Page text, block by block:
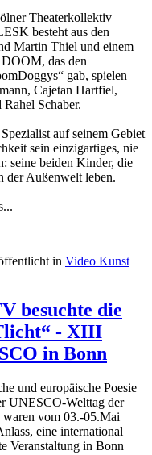
Theaterkollektiv
besteht aus den
Martin Thiel und einem
das den
gab, spielen
Cajetan Hartfiel,
Schaber.
auf seinem Gebiet
sein einzigartiges, nie
seine beiden Kinder, die
der Außenwelt leben.
in Video Kunst
besuchte die
- XIII
in Bonn
und europäische Poesie
UNESCO-Welttag der
waren vom 03.-05.Mai
eine international
Veranstaltung in Bonn